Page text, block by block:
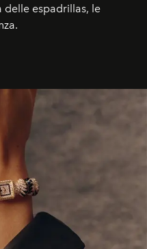
delle espadrillas, le